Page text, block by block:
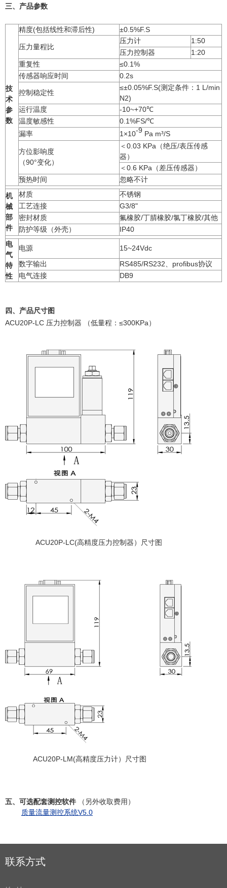
三、产品参数
技
术
参
数
精度(包括线性和滞后性) ±0.5%F.S
压力量程比
压力计
1:50
压力控制器
1:20
重复性
≤0.1%
传感器响应时间
0.2s
控制稳定性
≤±0.05%F.S(测定条件：1 L/min
N2)
运行温度
-10~+70℃
温度敏感性
0.1%FS/℃
漏率
1×10-9Pa m³/S
方位影响度
（90°变化）
＜0.03 KPa（绝压/表压传感
器）
＜0.6 KPa（差压传感器）
预热时间
忽略不计
机
械
部
件
材质
不锈钢
工艺连接
G3/8"
密封材质
氟橡胶/丁腈橡胶/氯丁橡胶/其他
防护等级（外壳）
IP40
电
气
特
性
电源
15~24Vdc
数字输出
RS485/RS232、profibus协议
电气连接
DB9
四、产品尺寸图
ACU20P-LC 压力控制器 （低量程：≤300KPa）
ACU20P-LC(高精度压力控制器）尺寸图
ACU20P-LM(高精度压力计） 尺寸图
五、可选配套测控软件
（另外收取费用）
质量流量测控系统V5.0
联系方式